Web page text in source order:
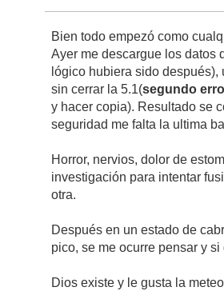
Bien todo empezó como
Ayer me descargue los datos
lógico hubiera sido
sin cerrar la 5.1(segundo
y hacer copia). Resultado se
seguridad me falta la ultima
Horror, nervios, dolor de
investigación para intentar
otra.
Después en un estado de
pico, se me ocurre pensar y
Dios existe y le gusta la